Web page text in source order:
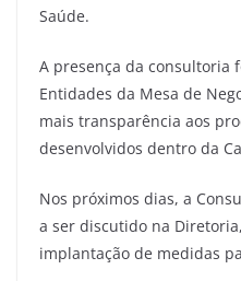
Saúde.
A presença da consultoria
Entidades da Mesa de
mais transparência aos
desenvolvidos dentro da
Nos próximos dias, a
a ser discutido na
implantação de medidas